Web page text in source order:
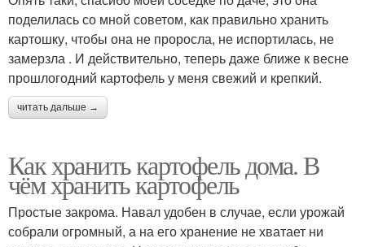
поделилась со мной советом, как правильно хранить
картошку, чтобы она не проросла, не испортилась, не
замерзла . И действительно, теперь даже ближе к весне
прошлогодний картофель у меня свежий и крепкий.
читать дальше →
Как хранить картофель дома. В
чём хранить картофель
Простые закрома. Навал удобен в случае, если урожай
собрали огромный, а на его хранение не хватает ни